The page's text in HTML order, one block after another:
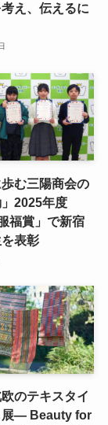
え、伝えるに
む三陽商会の
」2025年度
福賞」で新宿
表彰
のテキスタイ
展― Beauty for